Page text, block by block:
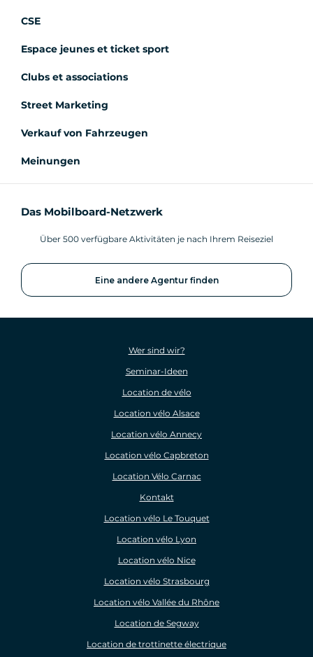
CSE
Espace jeunes et ticket sport
Clubs et associations
Street Marketing
Verkauf von Fahrzeugen
Meinungen
Das Mobilboard-Netzwerk
Über 500 verfügbare Aktivitäten je nach Ihrem Reiseziel
Eine andere Agentur finden
Wer sind wir?
Seminar-Ideen
Location de vélo
Location vélo Alsace
Location vélo Annecy
Location vélo Capbreton
Location Vélo Carnac
Kontakt
Location vélo Le Touquet
Location vélo Lyon
Location vélo Nice
Location vélo Strasbourg
Location vélo Vallée du Rhône
Location de Segway
Location de trottinette électrique